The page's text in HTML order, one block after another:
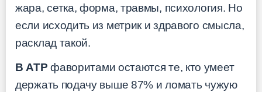
жара, сетка, форма, травмы, психология. Но
если исходить из метрик и здравого смысла,
расклад такой.
В ATP фаворитами остаются те, кто умеет
держать подачу выше 87% и ломать чужую